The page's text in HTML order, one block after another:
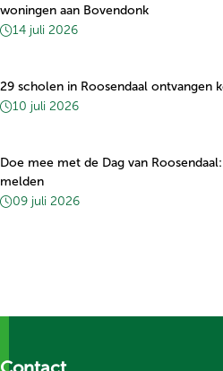
woningen aan Bovendonk
14 juli 2026
29 scholen in Roosendaal ontvangen
10 juli 2026
Doe mee met de Dag van
melden
09 juli 2026